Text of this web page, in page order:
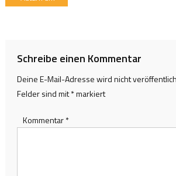
Schreibe einen Kommentar
Deine E-Mail-Adresse wird nicht
Felder sind mit*markiert
Kommentar*